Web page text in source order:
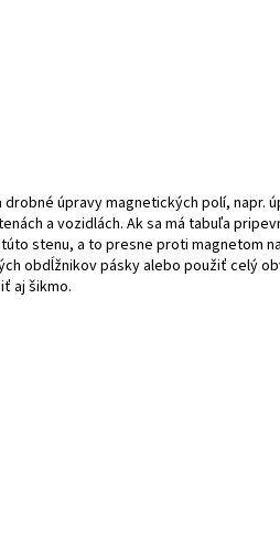
úpravy magnetických polí, napr.
a vozidlách. Ak sa má tabuľa
stenu, a to presne proti magnetom na
obdĺžnikov pásky alebo použiť celý
aj šikmo.